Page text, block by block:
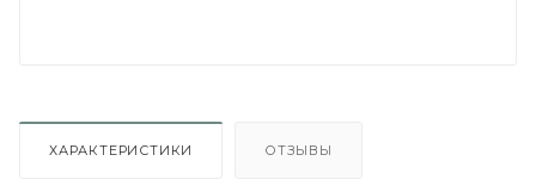
ХАРАКТЕРИСТИКИ ОТЗЫВЫ